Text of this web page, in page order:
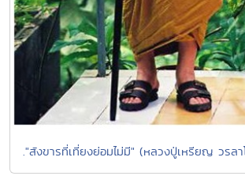
."สังขารที่เที่ยงย่อมไม่มี" (หลวงปู่เหรียญ วรลา